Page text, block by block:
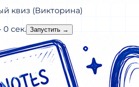
квиз (Викторина)
0 сек. Запустить →